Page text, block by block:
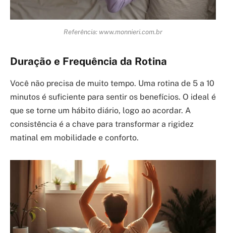
Referência: www.monnieri.com.br
Duração e Frequência da Rotina
Você não precisa de muito tempo. Uma rotina de 5 a 10
minutos é suficiente para sentir os benefícios. O ideal é
que se torne um hábito diário, logo ao acordar. A
consistência é a chave para transformar a rigidez
matinal em mobilidade e conforto.